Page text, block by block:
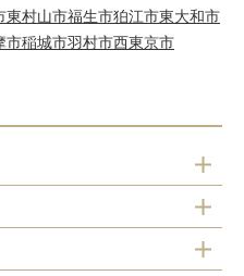
東村山市福生市狛江市東大和市
市稲城市羽村市西東京市